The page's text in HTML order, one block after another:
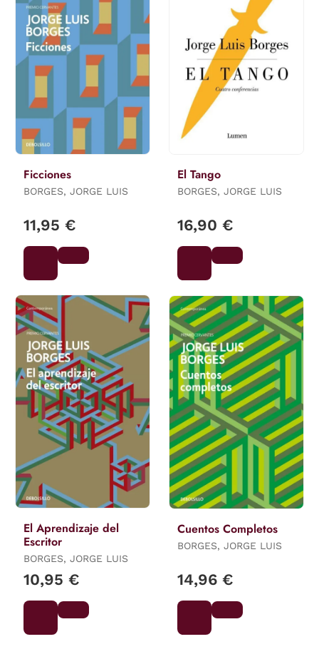
Ficciones
BORGES, JORGE LUIS
11,95 €
El Tango
BORGES, JORGE LUIS
16,90 €
El Aprendizaje del
Escritor
BORGES, JORGE LUIS
10,95 €
Cuentos Completos
BORGES, JORGE LUIS
14,96 €